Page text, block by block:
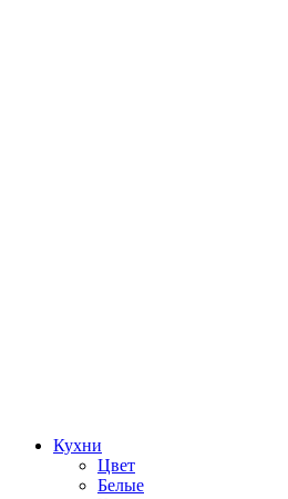
Кухни
Цвет
Белые